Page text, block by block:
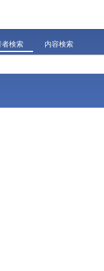
者検索 内容検索